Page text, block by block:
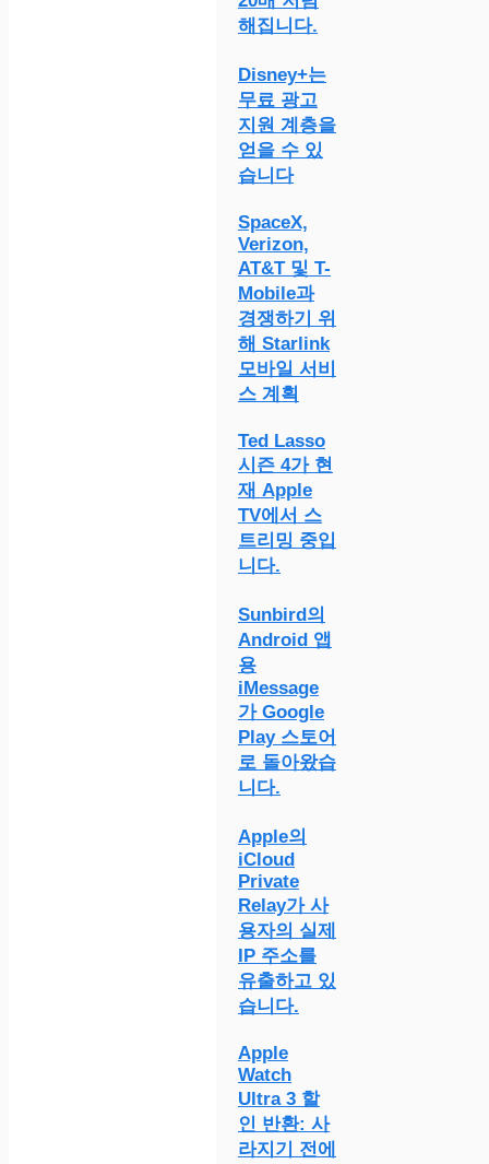
해집니다.
Disney+는
무료 광고
지원 계층을
얻을 수 있
습니다
SpaceX,
Verizon,
AT&T 및 T-
Mobile과
경쟁하기 위
해 Starlink
모바일 서비
스 계획
Ted Lasso
시즌 4가 현
재 Apple
TV에서 스
트리밍 중입
니다.
Sunbird의
Android 앱
용
iMessage
가 Google
Play 스토어
로 돌아왔습
니다.
Apple의
iCloud
Private
Relay가 사
용자의 실제
IP 주소를
유출하고 있
습니다.
Apple
Watch
Ultra 3 할
인 반환: 사
라지기 전에